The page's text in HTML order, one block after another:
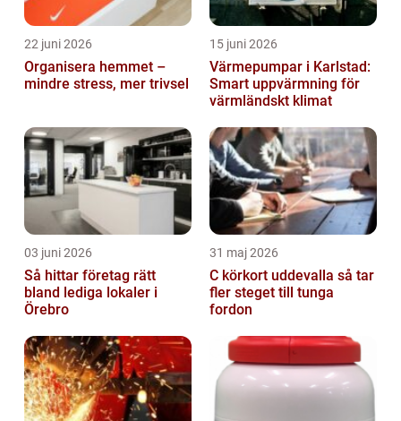
22 juni 2026
Organisera hemmet –
mindre stress, mer trivsel
15 juni 2026
Värmepumpar i Karlstad:
Smart uppvärmning för
värmländskt klimat
03 juni 2026
Så hittar företag rätt
bland lediga lokaler i
Örebro
31 maj 2026
C körkort uddevalla så tar
fler steget till tunga
fordon